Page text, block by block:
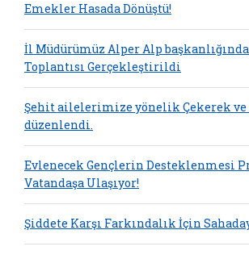
Emekler Hasada Dönüştü!
İl Müdürümüz Alper Alp
Toplantısı Gerçekleştirildi
Şehit ailelerimize yönelik Çekerek ve
düzenlendi.
Evlenecek Gençlerin Desteklenmesi
Vatandaşa Ulaşıyor!
Şiddete Karşı Farkındalık İçin